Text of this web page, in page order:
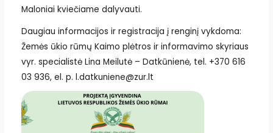
Maloniai kviečiame dalyvauti.
Daugiau informacijos ir registracija į renginį vykdoma:
Žemės ūkio rūmų Kaimo plėtros ir informavimo skyriaus
vyr. specialistė Lina Meilutė – Datkūnienė, tel. +370 616
03 936, el. p. l.datkuniene@zur.lt